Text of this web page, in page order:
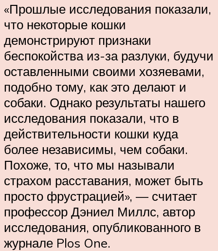
«Прошлые исследования показали,
что некоторые кошки
демонстрируют признаки
беспокойства из-за разлуки, будучи
оставленными своими хозяевами,
подобно тому, как это делают и
собаки. Однако результаты нашего
исследования показали, что в
действительности кошки куда
более независимы, чем собаки.
Похоже, то, что мы называли
страхом расставания, может быть
просто фрустрацией», — считает
профессор Дэниел Миллс, автор
исследования, опубликованного в
журнале Plos One.